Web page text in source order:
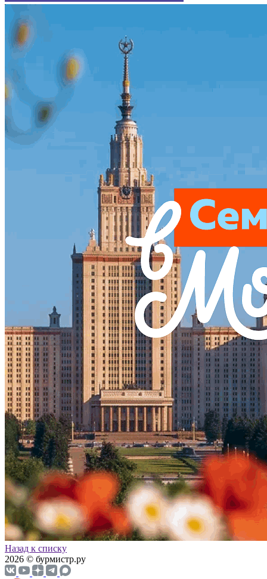
Назад к списку
2026 © бурмистр.ру